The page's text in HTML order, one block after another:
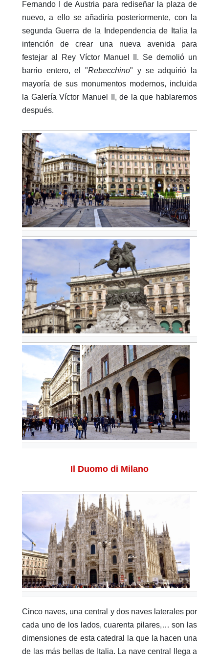
Fernando I de Austria para rediseñar la plaza de
nuevo, a ello se añadiría posteriormente, con la
segunda Guerra de la Independencia de Italia la
intención de crear una nueva avenida para
festejar al Rey Víctor Manuel II. Se demolió un
barrio entero, el "Rebecchino" y se adquirió la
mayoría de sus monumentos modernos, incluida
la Galería Víctor Manuel II, de la que hablaremos
después.
Il Duomo di Milano
Cinco naves, una central y dos naves laterales por
cada uno de los lados, cuarenta pilares,… son las
dimensiones de esta catedral la que la hacen una
de las más bellas de Italia. La nave central llega a